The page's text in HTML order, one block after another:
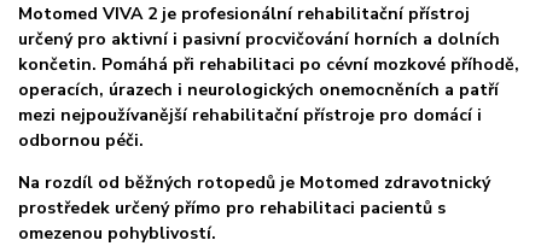
Motomed VIVA 2 je profesionální rehabilitační přístroj
určený pro aktivní i pasivní procvičování horních a dolních
končetin. Pomáhá při rehabilitaci po cévní mozkové příhodě,
operacích, úrazech i neurologických onemocněních a patří
mezi nejpoužívanější rehabilitační přístroje pro domácí i
odbornou péči.
Na rozdíl od běžných rotopedů je Motomed zdravotnický
prostředek určený přímo pro rehabilitaci pacientů s
omezenou pohyblivostí.